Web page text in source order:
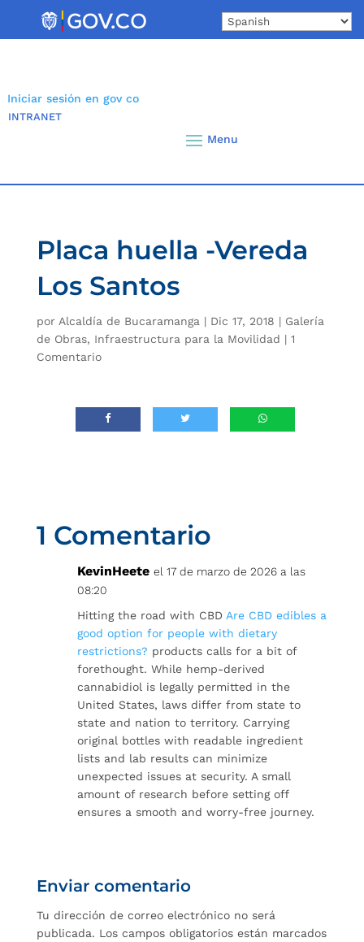
Iniciar sesión en gov co
INTRANET
Placa huella -Vereda
Los Santos
por Alcaldía de Bucaramanga | Dic 17, 2018 | Galería
de Obras, Infraestructura para la Movilidad | 1
Comentario
1 Comentario
KevinHeete el 17 de marzo de 2026 a las
08:20
Hitting the road with CBD Are CBD edibles a
good option for people with dietary
restrictions? products calls for a bit of
forethought. While hemp-derived
cannabidiol is legally permitted in the
United States, laws differ from state to
state and nation to territory. Carrying
original bottles with readable ingredient
lists and lab results can minimize
unexpected issues at security. A small
amount of research before setting off
ensures a smooth and worry-free journey.
Enviar comentario
Tu dirección de correo electrónico no será
publicada. Los campos obligatorios están marcados